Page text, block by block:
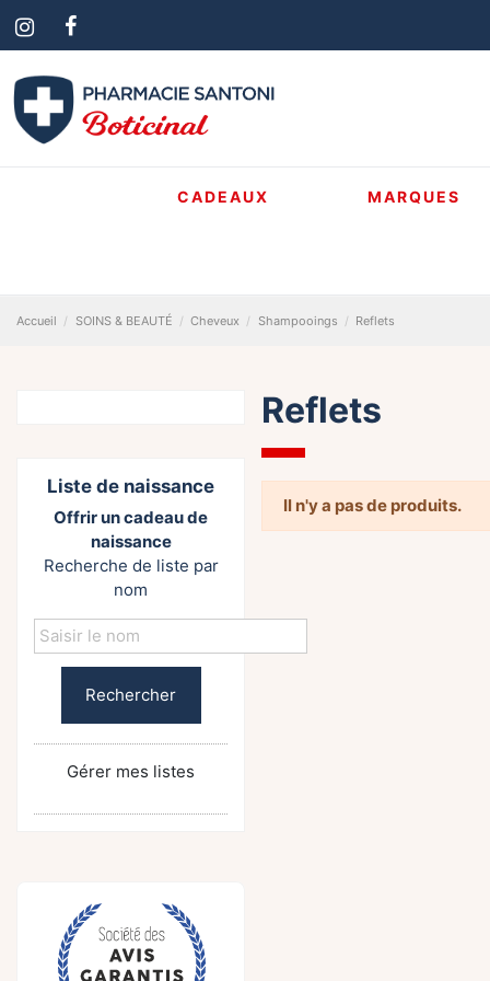
CADEAUX MARQUES
Accueil SOINS & BEAUTÉ Cheveux Shampooings Reflets
Reflets
Il n'y a pas de produits.
Liste de naissance
Offrir un cadeau de
naissance
Recherche de liste par
nom
Rechercher
Gérer mes listes